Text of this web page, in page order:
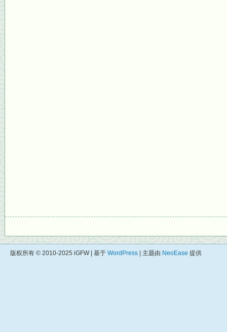
版权所有 © 2010-2025 iGFW | 基于 WordPress | 主题由 NeoEase 提供